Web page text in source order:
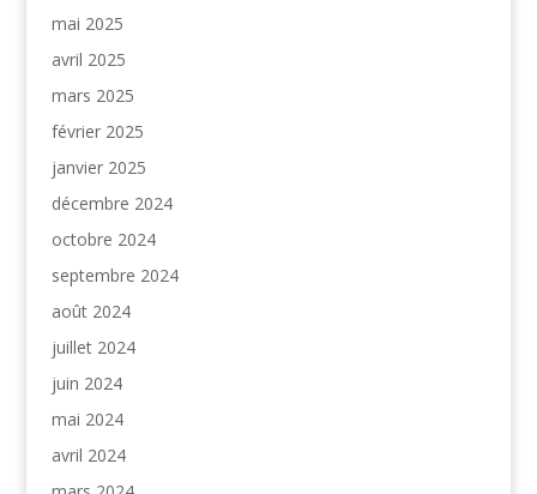
mai 2025
avril 2025
mars 2025
février 2025
janvier 2025
décembre 2024
octobre 2024
septembre 2024
août 2024
juillet 2024
juin 2024
mai 2024
avril 2024